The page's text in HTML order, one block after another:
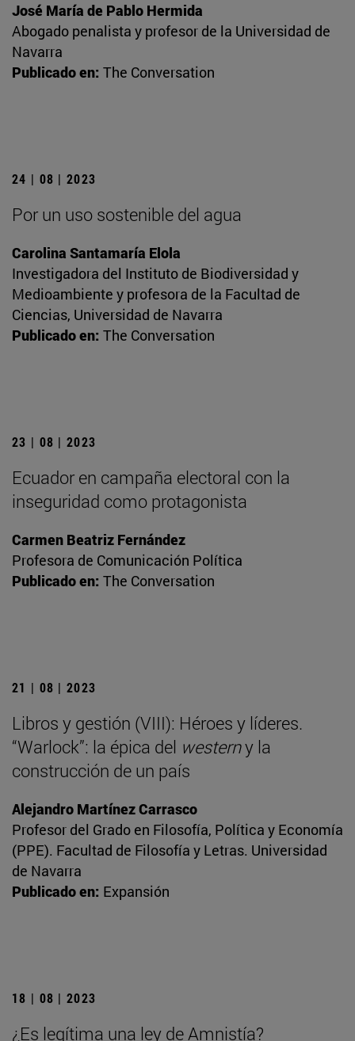
José María de Pablo Hermida
Abogado penalista y profesor de la Universidad de
Navarra
Publicado en: The Conversation
24 | 08 | 2023
Por un uso sostenible del agua
Carolina Santamaría Elola
Investigadora del Instituto de Biodiversidad y
Medioambiente y profesora de la Facultad de
Ciencias, Universidad de Navarra
Publicado en: The Conversation
23 | 08 | 2023
Ecuador en campaña electoral con la
inseguridad como protagonista
Carmen Beatriz Fernández
Profesora de Comunicación Política
Publicado en: The Conversation
21 | 08 | 2023
Libros y gestión (VIII): Héroes y líderes.
“Warlock”: la épica del westerny la
construcción de un país
Alejandro Martínez Carrasco
Profesor del Grado en Filosofía, Política y Economía
(PPE). Facultad de Filosofía y Letras. Universidad
de Navarra
Publicado en: Expansión
18 | 08 | 2023
¿Es legítima una ley de Amnistía?